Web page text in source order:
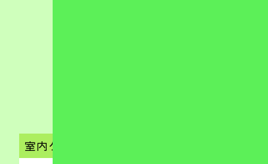
室内ゲーム🎵（放デイ）